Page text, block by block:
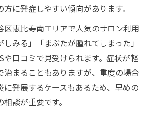
発生時の受診先と相談のポイント
エク施術を受けるための基準とは
施術の安全基準と信頼できる選び
定で重視したいまつエク衛生管理
施術者の資格や技術レベルの確認
ーやクリームの成分表チェック方
に発症しやすい傾向があります。
区恵比寿南エリアで人気のサロン利用
みる」「まぶたが腫れてしまった」
や口コミで見受けられます。症状が軽
治まることもありますが、重度の場合
に発展するケースもあるため、早めの
談が重要です。